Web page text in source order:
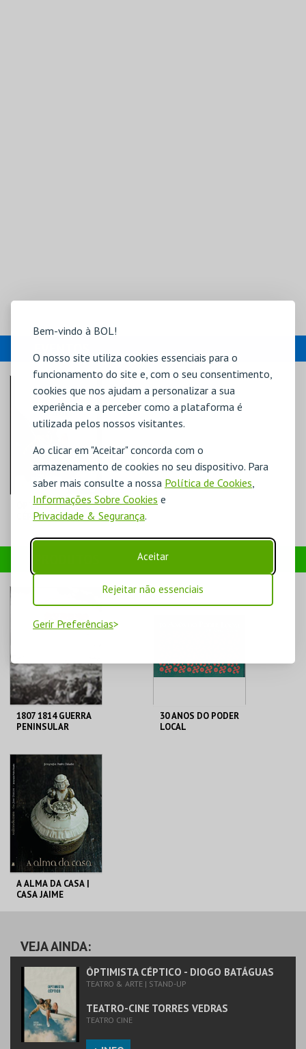
Bem-vindo à BOL!
O nosso site utiliza cookies essenciais para o
funcionamento do site e, com o seu consentimento,
cookies que nos ajudam a personalizar a sua
experiência e a perceber como a plataforma é
utilizada pelos nossos visitantes.
Ao clicar em "Aceitar" concorda com o
armazenamento de cookies no seu dispositivo. Para
saber mais consulte a nossa Política de Cookies,
Informações Sobre Cookies e
Privacidade & Segurança.
Aceitar
Rejeitar não essenciais
Gerir Preferências
ÓPTIMISTA
CÉPTICO - DIOGO
COMPRAR
1807 1814 GUERRA
PENINSULAR
VEDRAS
MAIS INFO
COMPRAR
30 ANOS DO PODER
LOCAL
A ALMA DA CASA |
CASA JAIME
MAIS INFO
COMPRAR
VEJA AINDA:
ÓPTIMISTA CÉPTICO - DIOGO BATÁGUAS
TEATRO & ARTE | STAND-UP
TEATRO-CINE TORRES VEDRAS
TEATRO CINE